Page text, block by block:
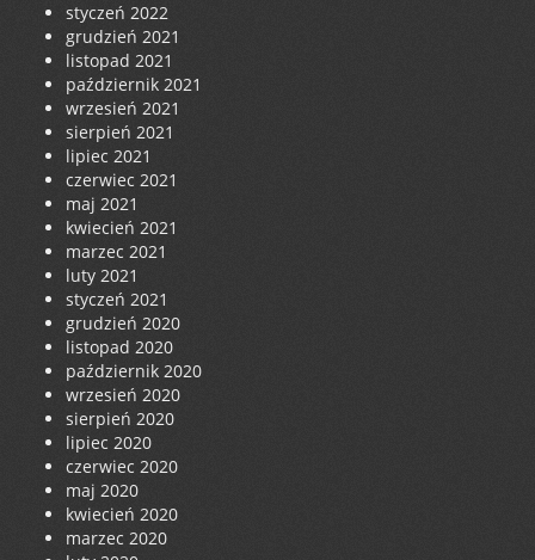
styczeń 2022
grudzień 2021
listopad 2021
październik 2021
wrzesień 2021
sierpień 2021
lipiec 2021
czerwiec 2021
maj 2021
kwiecień 2021
marzec 2021
luty 2021
styczeń 2021
grudzień 2020
listopad 2020
październik 2020
wrzesień 2020
sierpień 2020
lipiec 2020
czerwiec 2020
maj 2020
kwiecień 2020
marzec 2020